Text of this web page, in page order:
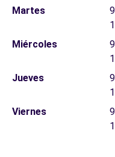
Martes
Miércoles
Jueves
Viernes